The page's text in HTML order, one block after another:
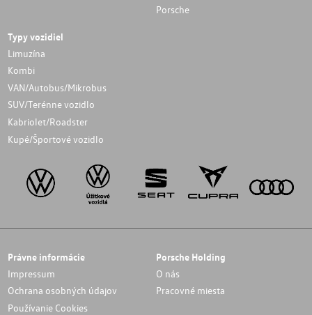
Porsche
Typy vozidiel
Limuzína
Kombi
VAN/Autobus/Mikrobus
SUV/Terénne vozidlo
Kabriolet/Roadster
Kupé/Športové vozidlo
Právne informácie
Impressum
Ochrana osobných údajov
Používanie Cookies
Porsche Holding
O nás
Pracovné miesta